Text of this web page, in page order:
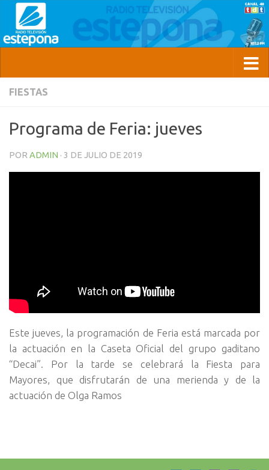
FIESTAS
Programa de Feria: jueves
POR ADMIN · 3 DE JULIO DE 2019
Este jueves, la programación de Feria está marcada por
la actuación en la Caseta Oficial del grupo gaditano
“Decai”. Por la tarde se celebrará la Fiesta para
Mayores, que disfrutarán de una merienda y de la
actuación de Olga Ramos